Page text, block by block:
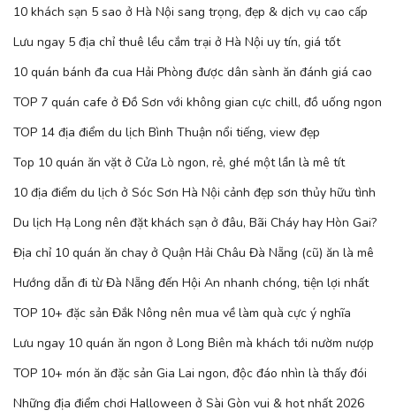
10 khách sạn 5 sao ở Hà Nội sang trọng, đẹp & dịch vụ cao cấp
Lưu ngay 5 địa chỉ thuê lều cắm trại ở Hà Nội uy tín, giá tốt
10 quán bánh đa cua Hải Phòng được dân sành ăn đánh giá cao
TOP 7 quán cafe ở Đồ Sơn với không gian cực chill, đồ uống ngon
TOP 14 địa điểm du lịch Bình Thuận nổi tiếng, view đẹp
Top 10 quán ăn vặt ở Cửa Lò ngon, rẻ, ghé một lần là mê tít
10 địa điểm du lịch ở Sóc Sơn Hà Nội cảnh đẹp sơn thủy hữu tình
Du lịch Hạ Long nên đặt khách sạn ở đâu, Bãi Cháy hay Hòn Gai?
Địa chỉ 10 quán ăn chay ở Quận Hải Châu Đà Nẵng (cũ) ăn là mê
Hướng dẫn đi từ Đà Nẵng đến Hội An nhanh chóng, tiện lợi nhất
TOP 10+ đặc sản Đắk Nông nên mua về làm quà cực ý nghĩa
Lưu ngay 10 quán ăn ngon ở Long Biên mà khách tới nườm nượp
TOP 10+ món ăn đặc sản Gia Lai ngon, độc đáo nhìn là thấy đói
Những địa điểm chơi Halloween ở Sài Gòn vui & hot nhất 2026